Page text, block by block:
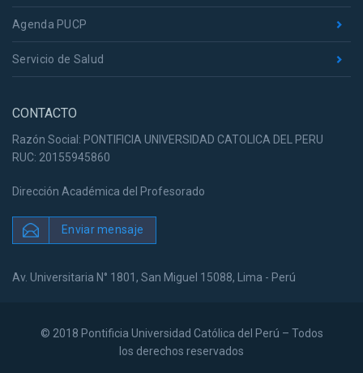
Agenda PUCP
Servicio de Salud
CONTACTO
Razón Social: PONTIFICIA UNIVERSIDAD CATOLICA DEL PERU
RUC: 20155945860
Dirección Académica del Profesorado
Enviar mensaje
Av. Universitaria N° 1801, San Miguel 15088, Lima - Perú
© 2018 Pontificia Universidad Católica del Perú – Todos
los derechos reservados